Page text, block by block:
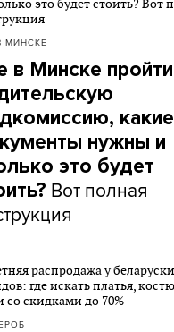
МИНСКЕ
в Минске пройти
какие
нужны и
это будет
Вот полная